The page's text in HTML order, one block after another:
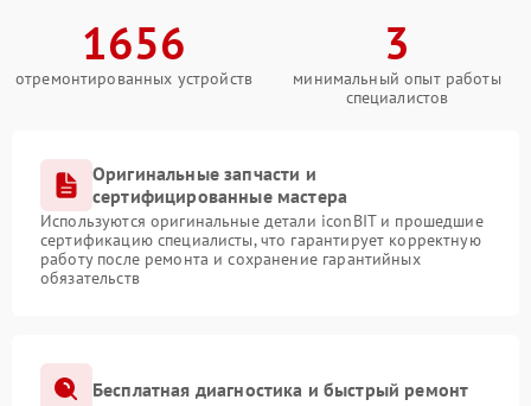
1656
отремонтированных устройств
3
минимальный опыт работы
специалистов
Оригинальные запчасти и
сертифицированные мастера
Используются оригинальные детали iconBIT и прошедшие
сертификацию специалисты, что гарантирует корректную
работу после ремонта и сохранение гарантийных
обязательств
Бесплатная диагностика и быстрый ремонт